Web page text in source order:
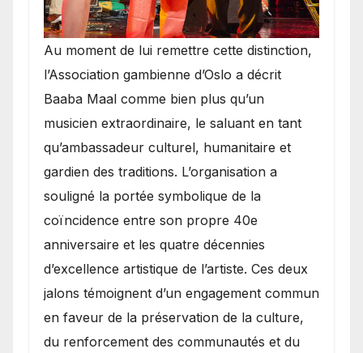
​Au moment de lui remettre cette distinction,
l’Association gambienne d’Oslo a décrit
Baaba Maal comme bien plus qu’un
musicien extraordinaire, le saluant en tant
qu’ambassadeur culturel, humanitaire et
gardien des traditions. L’organisation a
souligné la portée symbolique de la
coïncidence entre son propre 40e
anniversaire et les quatre décennies
d’excellence artistique de l’artiste. Ces deux
jalons témoignent d’un engagement commun
en faveur de la préservation de la culture,
du renforcement des communautés et du